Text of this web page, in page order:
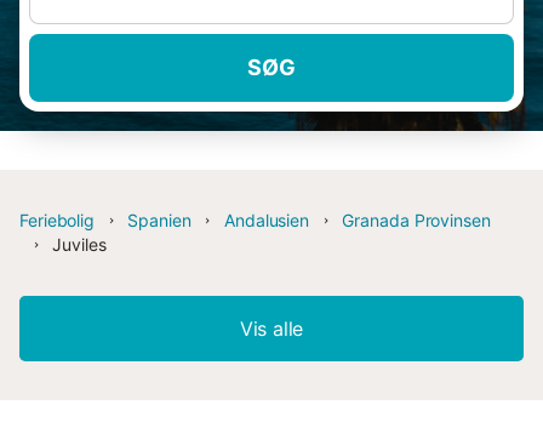
SØG
Feriebolig Spanien Andalusien
Granada Provinsen
Juviles
Vis alle